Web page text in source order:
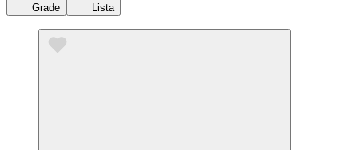
Grade Lista